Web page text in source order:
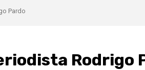
Pardo
Rodrigo